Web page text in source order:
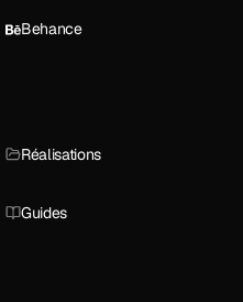
Behance
Réalisations
Guides